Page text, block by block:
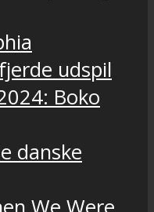
udspil
Boko
danske